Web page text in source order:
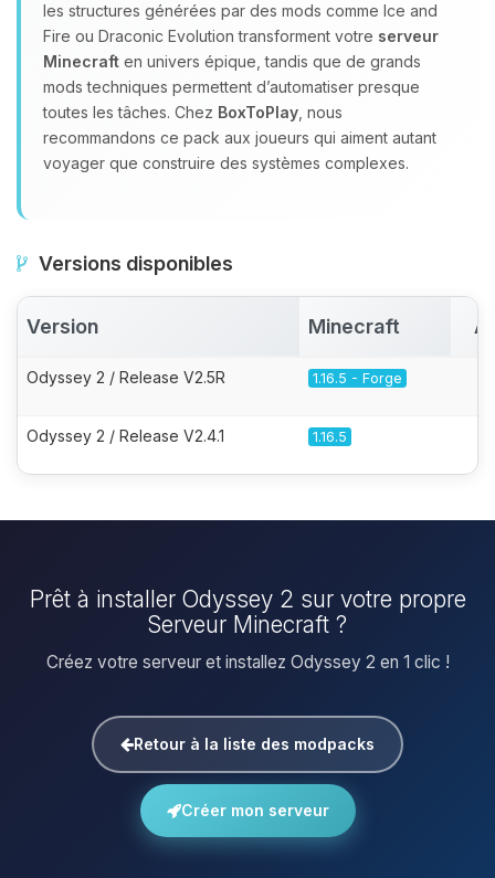
les structures générées par des mods comme Ice and
Fire ou Draconic Evolution transforment votre serveur
Minecraft en univers épique, tandis que de grands
mods techniques permettent d’automatiser presque
toutes les tâches. Chez BoxToPlay , nous
recommandons ce pack aux joueurs qui aiment autant
voyager que construire des systèmes complexes.
Versions disponibles
Version Minecraft
Odyssey 2 / Release V2.5R 1.16.5 - Forge
Odyssey 2 / Release V2.4.1 1.16.5
Prêt à installer Odyssey 2 sur votre propre
Serveur Minecraft ?
Créez votre serveur et installez Odyssey 2 en 1 clic !
Retour à la liste des modpacks
Créer mon serveur